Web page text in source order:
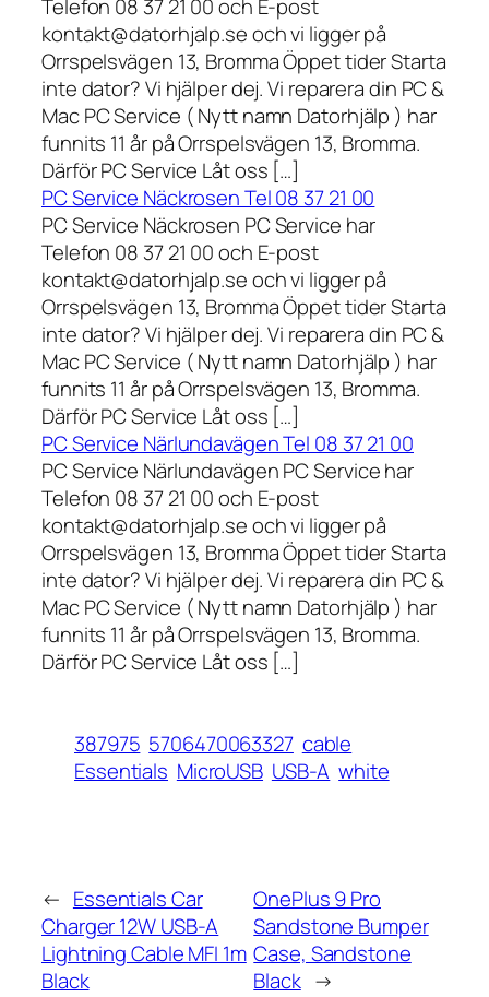
Telefon 08 37 21 00 och E-post
kontakt@datorhjalp.se och vi ligger på
Orrspelsvägen 13, Bromma Öppet tider Starta
inte dator? Vi hjälper dej. Vi reparera din PC &
Mac PC Service ( Nytt namn Datorhjälp ) har
funnits 11 år på Orrspelsvägen 13, Bromma.
Därför PC Service Låt oss […]
PC Service Näckrosen Tel 08 37 21 00
PC Service Näckrosen PC Service har
Telefon 08 37 21 00 och E-post
kontakt@datorhjalp.se och vi ligger på
Orrspelsvägen 13, Bromma Öppet tider Starta
inte dator? Vi hjälper dej. Vi reparera din PC &
Mac PC Service ( Nytt namn Datorhjälp ) har
funnits 11 år på Orrspelsvägen 13, Bromma.
Därför PC Service Låt oss […]
PC Service Närlundavägen Tel 08 37 21 00
PC Service Närlundavägen PC Service har
Telefon 08 37 21 00 och E-post
kontakt@datorhjalp.se och vi ligger på
Orrspelsvägen 13, Bromma Öppet tider Starta
inte dator? Vi hjälper dej. Vi reparera din PC &
Mac PC Service ( Nytt namn Datorhjälp ) har
funnits 11 år på Orrspelsvägen 13, Bromma.
Därför PC Service Låt oss […]
387975 5706470063327 cable
Essentials MicroUSB USB-A white
← Essentials Car
Charger 12W USB-A
Lightning Cable MFI 1m
Black
OnePlus 9 Pro
Sandstone Bumper
Case, Sandstone
Black →